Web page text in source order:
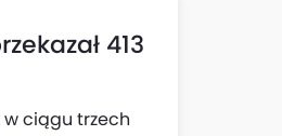
413
w ciągu trzech